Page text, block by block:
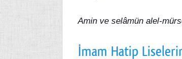
Amin ve selâmün alel-
İmam Hatip